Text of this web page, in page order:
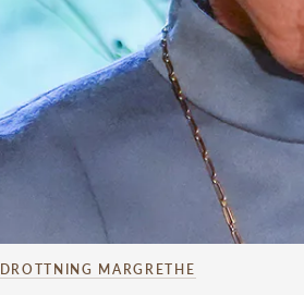
DROTTNING MARGRETHE